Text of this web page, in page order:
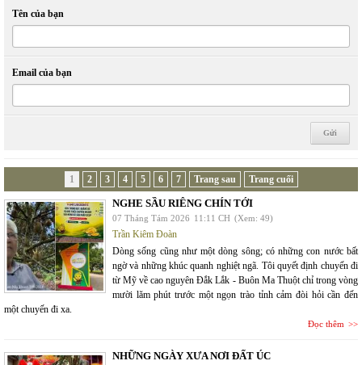
Tên của bạn
Email của bạn
1 2 3 4 5 6 7 Trang sau Trang cuối
NGHE SẦU RIÊNG CHÍN TỚI
07 Tháng Tám 2026 11:11 CH (Xem: 49)
Trần Kiêm Đoàn
Dòng sống cũng như một dòng sông; có những con nước bất
ngờ và những khúc quanh nghiệt ngã. Tôi quyết định chuyến đi
từ Mỹ về cao nguyên Đắk Lắk - Buôn Ma Thuột chỉ trong vòng
mười lăm phút trước một ngọn trào tỉnh cảm đòi hỏi cần đến
một chuyến đi xa.
Đọc thêm
NHỮNG NGÀY XƯA NƠI ĐẤT ÚC